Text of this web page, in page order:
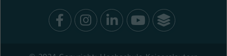
Facebook
Instagram
LinkedIn
Youtube